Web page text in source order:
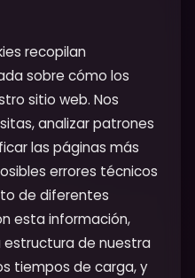
recopilan
sobre cómo los
sitio web. Nos
analizar patrones
las páginas más
errores técnicos
de diferentes
esta información,
de nuestra
tiempos de carga, y